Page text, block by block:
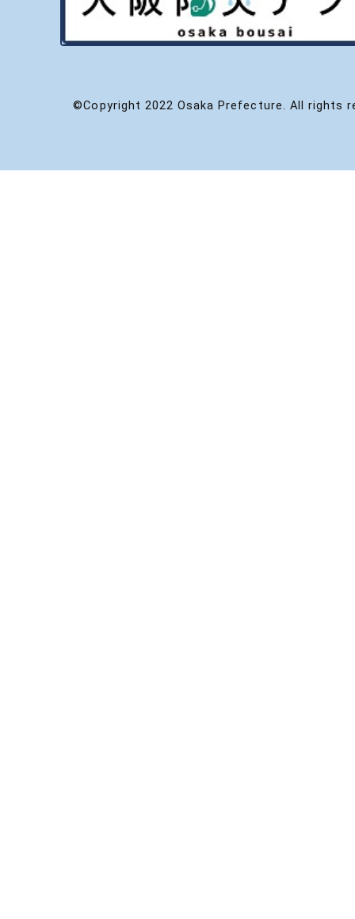
©Copyright 2022 Osaka Prefecture. All rights